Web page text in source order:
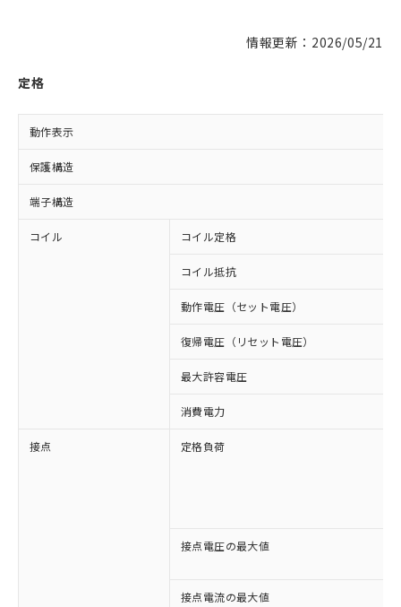
情報更新：2026/05/21
定格
動作表示
保護構造
端子構造
コイル コイル定格
コイル抵抗
動作電圧（セット電圧）
復帰電圧（リセット電圧）
最大許容電圧
消費電力
接点 定格負荷
接点電圧の最大値
接点電流の最大値